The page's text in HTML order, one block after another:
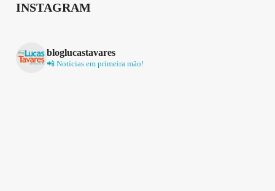
INSTAGRAM
bloglucastavares
📲 Notícias em primeira mão!